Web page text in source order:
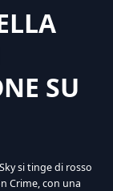
SU
si tinge di rosso
Crime, con una